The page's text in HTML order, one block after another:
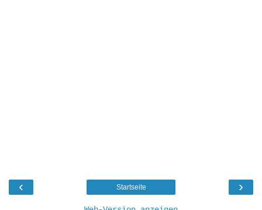
‹ ›
Startseite